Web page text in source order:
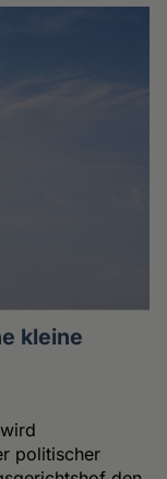
kleine
politischer